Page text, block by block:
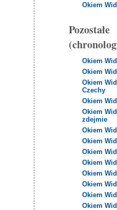
Okiem
Pozostałe
Okiem
Okiem
Okiem
Czechy
Okiem
Okiem
zdejmie
Okiem
Okiem
Okiem
Okiem
Okiem
Okiem
Okiem
Okiem